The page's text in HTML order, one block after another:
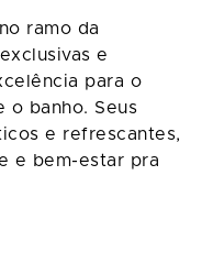
ramo da
e
para o
o banho. Seus
e refrescantes,
e bem-estar pra